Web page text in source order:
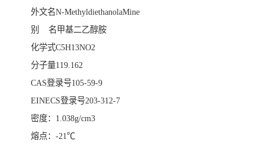
外文名N-MethyldiethanolaMine
别 名甲基二乙醇胺
化学式C5H13NO2
分子量119.162
CAS登录号105-59-9
EINECS登录号203-312-7
密度：1.038g/cm3
熔点：-21℃